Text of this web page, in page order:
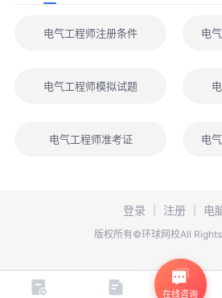
电气工程师注册条件 电
电气工程师模拟试题
电气工程师准考证 电
登录 注册 电
版权所有©环球网校All
在线咨询